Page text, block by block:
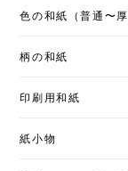
色の和紙（普通〜厚
柄の和紙
印刷用和紙
紙小物